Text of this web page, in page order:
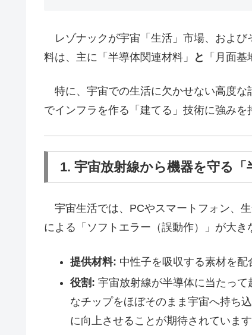
レゾナックが宇宙「生活」市場、および
料は、主に「半導体関連材料」
と 「月面
特に、宇宙での生活に欠かせない高度な
でインフラを作る「建てる」技術に強みを
1. 宇宙放射線から機器を守る「
宇宙生活では、PCやスマートフォン、
による「ソフトエラー（誤動作）」が大き
提供材料: 中性子を吸収する素材を配
役割: 宇宙放射線が半導体に当たっ
なチップをほぼそのまま宇宙へ持ち
に向上させることが期待されています